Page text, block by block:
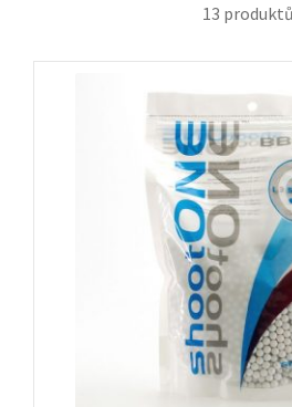
13 produktů